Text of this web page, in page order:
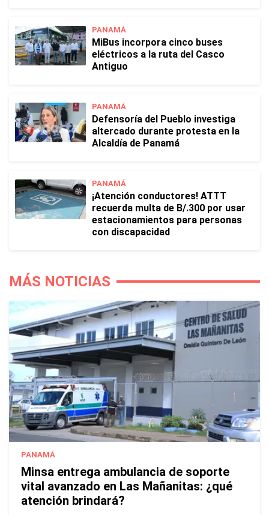
PANAMÁ
MiBus incorpora cinco buses
eléctricos a la ruta del Casco
Antiguo
PANAMÁ
Defensoría del Pueblo investiga
altercado durante protesta en la
Alcaldía de Panamá
PANAMÁ
¡Atención conductores! ATTT
recuerda multa de B/.300 por usar
estacionamientos para personas
con discapacidad
MÁS NOTICIAS
PANAMÁ
Minsa entrega ambulancia de soporte
vital avanzado en Las Mañanitas: ¿qué
atención brindará?